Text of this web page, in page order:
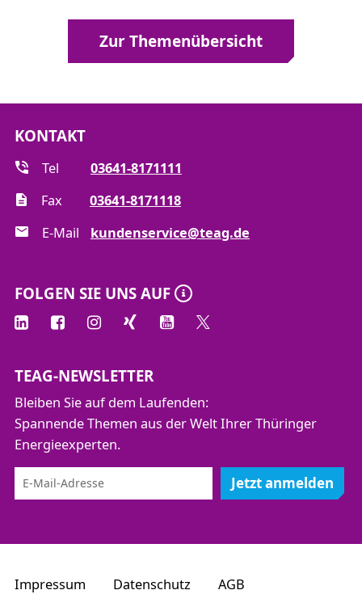
Zur Themenübersicht
KONTAKT
Tel
03641-8171111
Fax
03641-8171118
E-Mail
kundenservice@teag.de
FOLGEN SIE UNS AUF
TEAG-NEWSLETTER
Bleiben Sie auf dem Laufenden:
Spannende Themen aus der Welt Ihrer Thüringer
Energieexperten.
Jetzt anmelden
Impressum Datenschutz AGB